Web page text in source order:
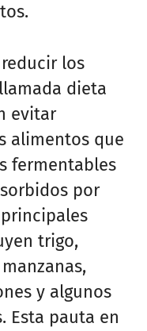
los
dieta
evitar
alimentos que
fermentables
por
trigo,
y algunos
Esta pauta en